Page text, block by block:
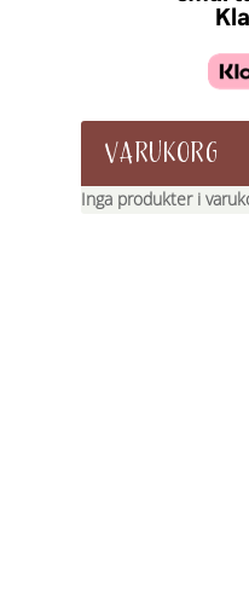
VARUKORG
Inga produkter i